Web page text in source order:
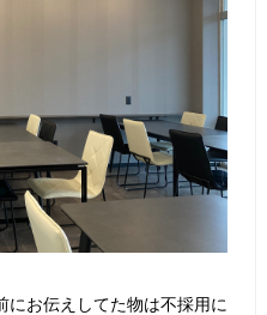
にお伝えしてた物は不採用に